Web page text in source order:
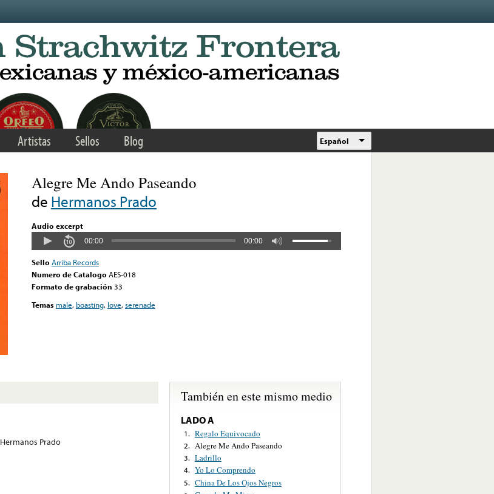
Artistas Sellos Blog Español
Alegre Me Ando Paseando
de Hermanos Prado
Audio excerpt
00:00 00:00
Sello Arriba Records
Numero de Catalogo AES-018
Formato de grabación 33
Temas male, boasting, love,serenade
Hermanos Prado
También en este mismo medio
LADO A
1. Regalo Equivocado
2. Alegre Me Ando Paseando
3. Ladrillo
4. Yo Lo Comprendo
5. China De Los Ojos Negros